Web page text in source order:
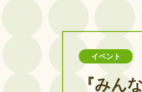
イベント
『みん